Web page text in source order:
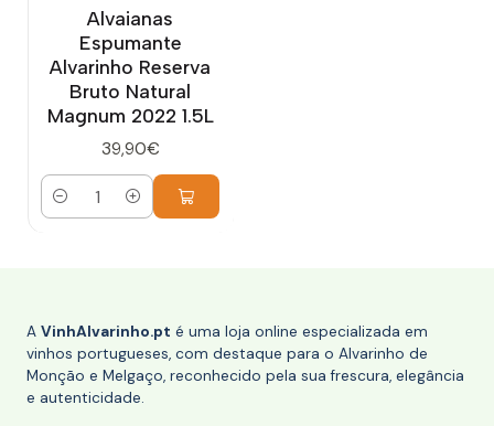
Alvaianas
Espumante
Alvarinho Reserva
Bruto Natural
Magnum 2022 1.5L
39,90€
Quantidade
A VinhAlvarinho.pt é uma loja online especializada em
vinhos portugueses, com destaque para o Alvarinho de
Monção e Melgaço, reconhecido pela sua frescura, elegância
e autenticidade.